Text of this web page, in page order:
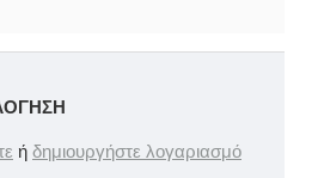
ή δημιουργήστε λογαριασμό